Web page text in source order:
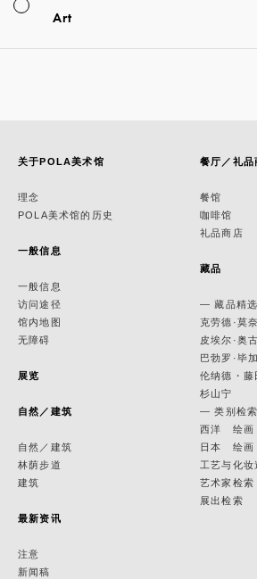
Art
关于POLA美术馆
理念
POLA美术馆的历史
一般信息
一般信息
访问途径
馆内地图
无障碍
展览
自然／建筑
自然／建筑
林荫步道
建筑
最新资讯
注意
新闻稿
餐厅／礼品
餐馆
咖啡馆
礼品商店
藏品
— 藏品精
克劳德·莫奈
皮埃尔·奥
巴勃罗·毕
伦纳德・藤
杉山宁
— 类别检
西洋 绘画
日本 绘画
工艺与化妆
艺术家检索
展出检索